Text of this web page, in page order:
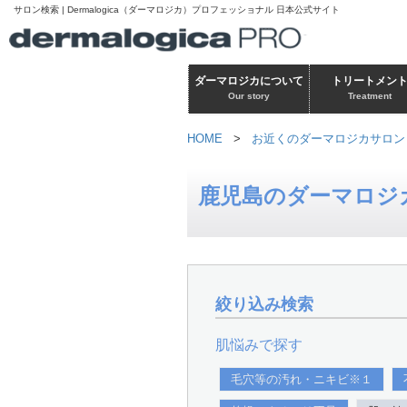
サロン検索 | Dermalogica（ダーマロジカ）プロフェッショナル 日本公式サイト
ダーマロジカについて
Our story
トリートメント
Treatment
HOME > お近くのダーマロジカサロン
鹿児島のダーマロ
絞り込み検索
肌悩みで探す
毛穴等の汚れ・ニキビ※１